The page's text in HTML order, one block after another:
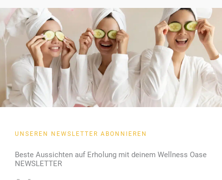
UNSEREN NEWSLETTER ABONNIEREN
Beste Aussichten auf Erholung mit deinem Wellness Oase
NEWSLETTER